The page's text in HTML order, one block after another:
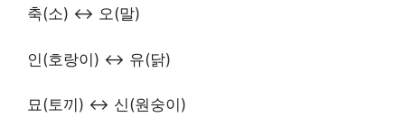
축(소) ↔ 오(말)
인(호랑이) ↔ 유(닭)
묘(토끼) ↔ 신(원숭이)